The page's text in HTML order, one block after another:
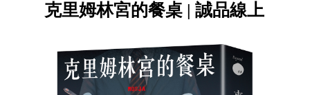
克里姆林宮的餐桌 | 誠品線上